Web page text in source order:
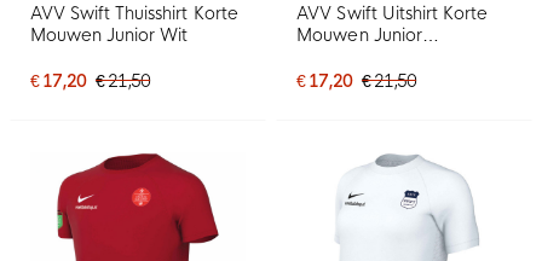
AVV Swift Thuisshirt Korte
Mouwen Junior Wit
€ 17,20 € 21,50
AVV Swift Uitshirt Korte
Mouwen Junior
€ 17,20 € 21,50